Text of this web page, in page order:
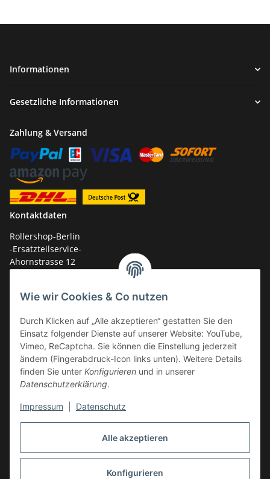
Alle akzeptieren
Konfigurieren
Wie wir Cookies & Co nutzen
Durch Klicken auf „Alle akzeptieren“ gestatten Sie den
Einsatz folgender Dienste auf unserer Website: YouTube,
Vimeo, ReCaptcha. Sie können die Einstellung jederzeit
ändern (Fingerabdruck-Icon links unten). Weitere Details
finden Sie unter Konfigurieren und in unserer
Datenschutzerklärung.
Impressum Datenschutz
Informationen
Gesetzliche Informationen
Zahlung & Versand
Kontaktdaten
Rollershop-Berlin
-Ersatzteilservice-
Ahornstrasse 12
Tel.: +49 (0)33731-289 975 (10-17 Uhr)